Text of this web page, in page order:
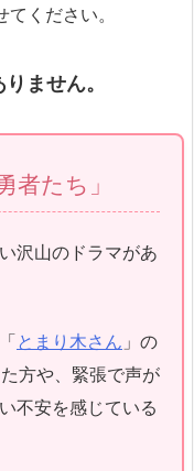
ください。
ません。
者たち」
沢山のドラマがあ
とまり木さん 」の
方や、緊張で声が
不安を感じている